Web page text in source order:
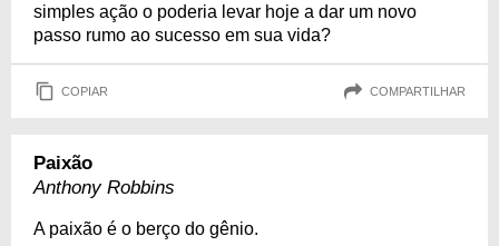
simples ação o poderia levar hoje a dar um novo
passo rumo ao sucesso em sua vida?
COPIAR COMPARTILHAR
Paixão
Anthony Robbins
A paixão é o berço do gênio.